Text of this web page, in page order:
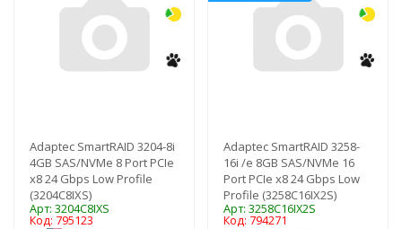
Adaptec SmartRAID 3204-8i
4GB SAS/NVMe 8 Port PCIe
x8 24 Gbps Low Profile
(3204C8IXS)
Арт: 3204C8IXS
Код: 795123
Adaptec SmartRAID 3258-
16i /e 8GB SAS/NVMe 16
Port PCIe x8 24 Gbps Low
Profile (3258C16IX2S)
Арт: 3258C16IX2S
Код: 794271